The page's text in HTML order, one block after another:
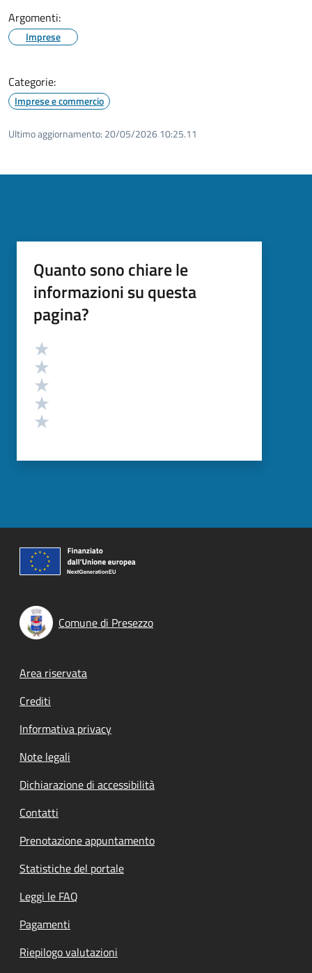
Argomenti:
Imprese
Categorie:
Imprese e commercio
Ultimo aggiornamento: 20/05/2026 10:25.11
Quanto sono chiare le
informazioni su questa
pagina?
Valutazione
Comune di Presezzo
Footer menu
Area riservata
Crediti
Informativa privacy
Note legali
Dichiarazione di accessibilità
Contatti
Prenotazione appuntamento
Statistiche del portale
Leggi le FAQ
Pagamenti
Riepilogo valutazioni